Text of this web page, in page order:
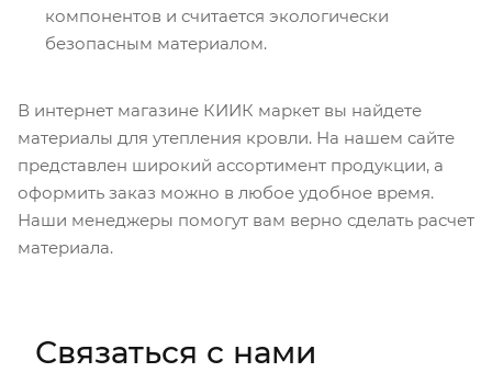
компонентов и считается экологически
безопасным материалом.
В интернет магазине КИИК маркет вы найдете
материалы для утепления кровли. На нашем сайте
представлен широкий ассортимент продукции, а
оформить заказ можно в любое удобное время.
Наши менеджеры помогут вам верно сделать расчет
материала.
Связаться с нами